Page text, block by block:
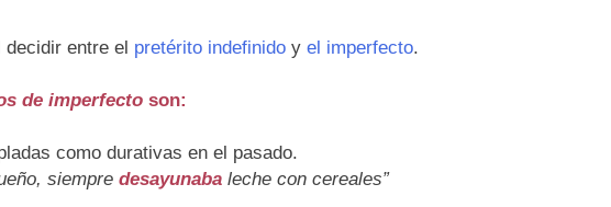
entre el pretérito indefinido y el imperfecto.
de imperfecto son:
como durativas en el pasado.
siempre desayunaba leche con cereales”